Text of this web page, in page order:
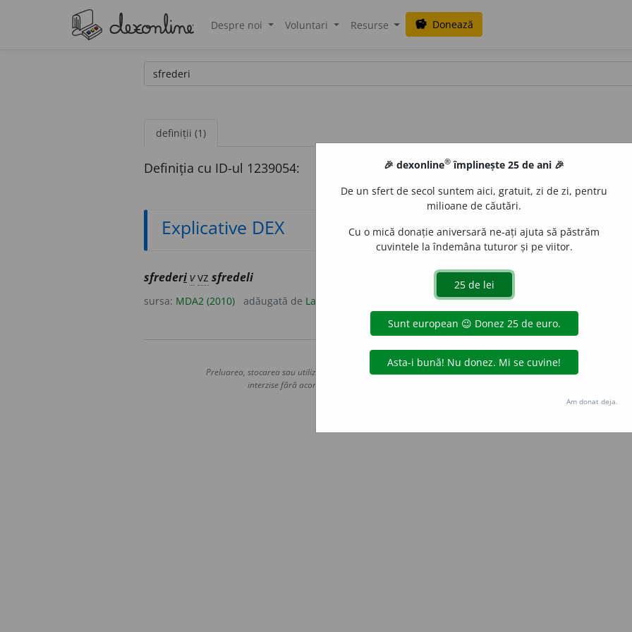
Despre noi Voluntari Resurse savings Donează
definiții (1)
Definiția cu ID-ul 1239054:
Explicative DEX
sfrederivvz sfredeli
sursa: MDA2 (2010) adăugată de LauraGellner
Copyright © 2004-2026 dexonline (https://dexonline.ro)
Preluarea, stocarea sau utilizarea datelor de pe acest site, inclusiv prin orice metode de extragere automată
interzise fără acordul nostru prealabil scris, cu excepția seturilor de date oferite oficial spre utilizare
Hosterion
🎉 dexonline® împlinește 25 de ani 🎉
De un sfert de secol suntem aici, gratuit, zi de zi, pentru
milioane de căutări.
Cu o mică donație aniversară ne-ați ajuta să păstrăm
cuvintele la îndemâna tuturor și pe viitor.
Am donat deja.